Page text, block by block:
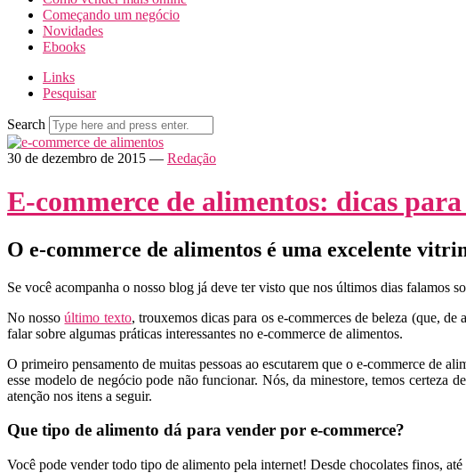
Começando um negócio
Novidades
Ebooks
Links
Pesquisar
Search
30 de dezembro de 2015 — Redação
E-commerce de alimentos: dicas para
O e-commerce de alimentos é uma excelente
Se você acompanha o nosso blog já deve ter visto que nos últimos dias falamos
No nossoúltimo texto, trouxemos dicas para os e-commerces de beleza (que,
falar sobre algumas práticas interessantes no e-commerce de alimentos.
O primeiro pensamento de muitas pessoas ao escutarem que o e-commerce de
esse modelo de negócio pode não funcionar. Nós, da minestore, temos certeza
atenção nos itens a seguir.
Que tipo de alimento dá para vender por e-commerce?
Você pode vender todo tipo de alimento pela internet! Desde chocolates finos,